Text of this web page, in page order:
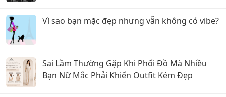
Vì sao bạn mặc đẹp nhưng vẫn không có vibe?
Sai Lầm Thường Gặp Khi Phối Đồ Mà Nhiều
Bạn Nữ Mắc Phải Khiến Outfit Kém Đẹp